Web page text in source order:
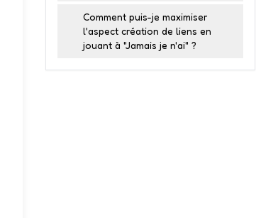
Comment puis-je maximiser
l'aspect création de liens en
jouant à "Jamais je n'ai" ?